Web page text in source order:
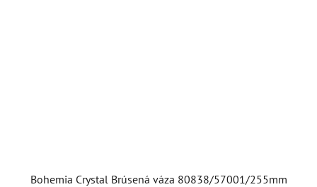
Bohemia Crystal Brúsená váza 80838/57001/255mm